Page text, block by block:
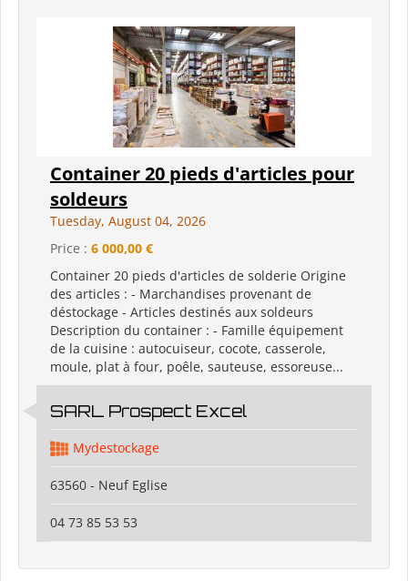
Container 20 pieds d'articles pour
soldeurs
Tuesday, August 04, 2026
Price : 6 000,00 €
Container 20 pieds d'articles de solderie Origine
des articles : - Marchandises provenant de
déstockage - Articles destinés aux soldeurs
Description du container : - Famille équipement
de la cuisine : autocuiseur, cocote, casserole,
moule, plat à four, poêle, sauteuse, essoreuse...
SARL Prospect Excel
Mydestockage
63560 - Neuf Eglise
04 73 85 53 53